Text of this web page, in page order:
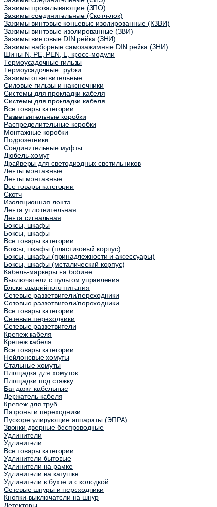
Зажимы прокалывающие (ЗПО)
Зажимы соединительные (Скотч-лок)
Зажимы винтовые концевые изолированные (КЗВИ)
Зажимы винтовые изолированные (ЗВИ)
Зажимы винтовые DIN рейка (ЗНИ)
Зажимы наборные самозажимные DIN рейка (ЗНИ)
Шины N, PE, PEN, L, кросс-модули
Термоусадочные гильзы
Термоусадочные трубки
Зажимы ответвительные
Силовые гильзы и наконечники
Системы для прокладки кабеля
Системы для прокладки кабеля
Все товары категории
Разветвительные коробки
Распределительные коробки
Монтажные коробки
Подрозетники
Соединительные муфты
Дюбель-хомут
Драйверы для светодиодных светильников
Ленты монтажные
Ленты монтажные
Все товары категории
Скотч
Изоляционная лента
Лента уплотнительная
Лента сигнальная
Боксы, шкафы
Боксы, шкафы
Все товары категории
Боксы, шкафы (пластиковый корпус)
Боксы, шкафы (принадлежности и аксессуары)
Боксы, шкафы (металический корпус)
Кабель-маркеры на бобине
Выключатели с пультом управления
Блоки аварийного питания
Сетевые разветвители/переходники
Сетевые разветвители/переходники
Все товары категории
Сетевые переходники
Сетевые разветвители
Крепеж кабеля
Крепеж кабеля
Все товары категории
Нейлоновые хомуты
Стальные хомуты
Площадка для хомутов
Площадки под стяжку
Бандажи кабельные
Держатель кабеля
Крепеж для труб
Патроны и переходники
Пускорегулирующие аппараты (ЭПРА)
Звонки дверные беспроводные
Удлинители
Удлинители
Все товары категории
Удлинители бытовые
Удлинители на рамке
Удлинители на катушке
Удлинители в бухте и с колодкой
Сетевые шнуры и переходники
Кнопки-выключатели на шнур
Детекторы